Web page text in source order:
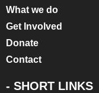
What we do
Get Involved
Donate
Contact
- SHORT LINKS